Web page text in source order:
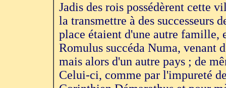
Jadis des rois possédèrent cette
la transmettre à des successeurs
place étaient d'une autre famille,
Romulus succéda Numa, venant
mais alors d'un autre pays ; de
Celui-ci, comme par l'impureté